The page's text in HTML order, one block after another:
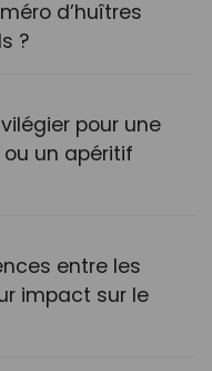
d’huîtres
?
pour une
un apéritif
entre les
impact sur le